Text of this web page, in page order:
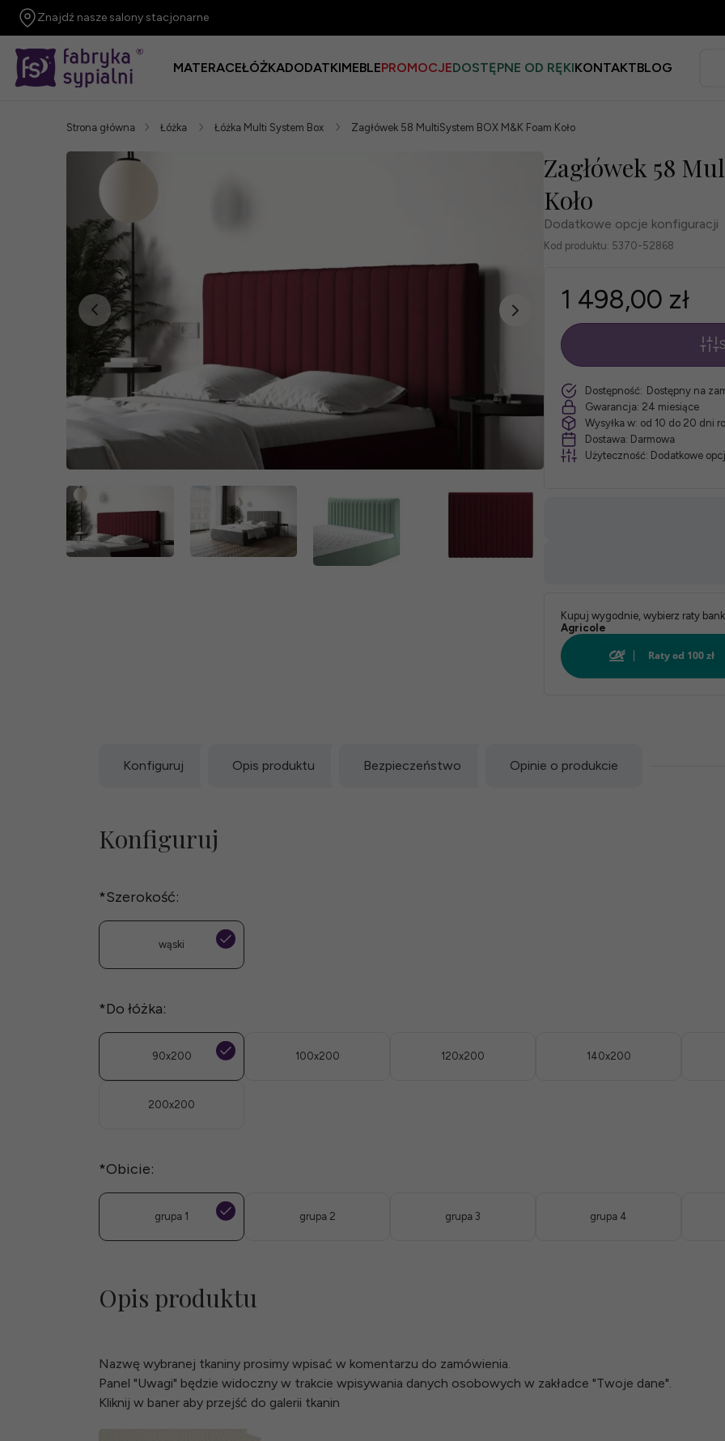
Znajdź nasze salony stacjonarne
MATERACEŁÓŻKADODATKIMEBLEPROMOCJEDOSTĘPNE OD RĘKIKONTAKTBLOG
Strona główna Łóżka Łóżka Multi System Box Zagłówek 58 MultiSystem BOX M&K Foam Koło
Zagłówek 58
Koło
Dodatkowe opcje konfiguracji
Kod produktu: 5370-52868
1 498,00 zł
*
Szerokość:
*Do
łóżka:
szt.
Dostępność: Dostępny na
Gwarancja: 24 miesiące
Wysyłka w: od 10 do 20 dni
Dostawa: Darmowa
Użyteczność: Dodatkowe
Kupuj wygodnie, wybierz raty
Agricole
Konfiguruj Opis produktu Bezpieczeństwo Opinie o produkcie
Konfiguruj
*Szerokość:
wąski
*Do łóżka:
90x200 100x200 120x200 140x200
200x200
*Obicie:
grupa 1 grupa 2 grupa 3 grupa 4
Opis produktu
Nazwę wybranej tkaniny prosimy wpisać w komentarzu do zamówienia.
Panel "Uwagi" będzie widoczny w trakcie wpisywania danych osobowych w zakładce "Twoje dane".
Kliknij w baner aby przejść do galerii tkanin